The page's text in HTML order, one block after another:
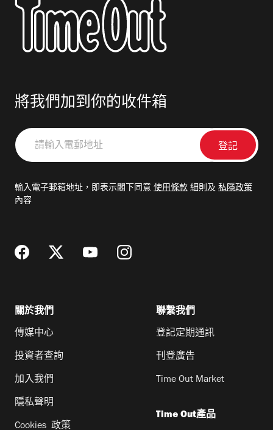
將我們加到你的收件箱
請
輸
郵
輸入電子郵箱地址，即表示閣下同意 使用條款 細則及 私隱政策
內容
關於我們
傳媒中心
投資者查詢
加入我們
隱私聲明
Cookies 政策
聯繫我們
登記定期通訊
刊登廣告
Time Out Market
Time Out產品